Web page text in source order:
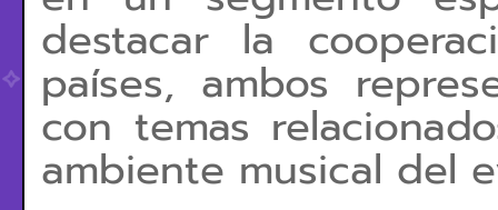
destacar la
países, ambos
con temas
ambiente musical del